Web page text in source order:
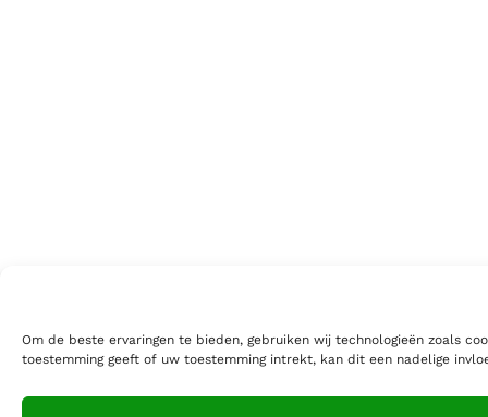
Om de beste ervaringen te bieden, gebruiken wij technologieën zoals
toestemming geeft of uw toestemming intrekt, kan dit een nadelige